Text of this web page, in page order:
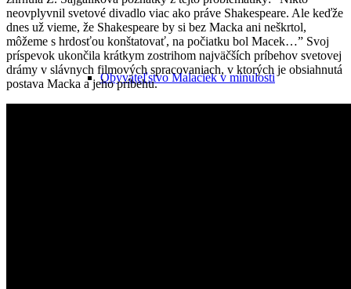
Obyvateľstvo Malaciek v minulosti
neovplyvnil svetové divadlo viac ako práve Shakespeare. Ale keďže
dnes už vieme, že Shakespeare by si bez Macka ani neškrtol,
môžeme s hrdosťou konštatovať, na počiatku bol Macek…” Svoj
príspevok ukončila krátkym zostrihom najväčších príbehov svetovej
drámy v slávnych filmových spracovaniach, v ktorých je obsiahnutá
postava Macka a jeho príbehu.